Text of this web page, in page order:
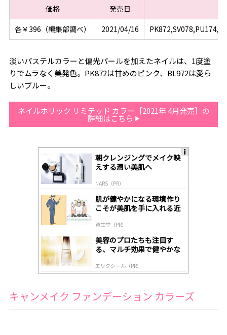
価格
発売日
各￥396（編集部調べ）
2021/04/16
淡いパステルカラーと偏光パールを加えたネイルは、1度塗
りでムラなく美発色。PK872は甘めのピンク、BL972は愛ら
しいブルー。
ネイルホリック リミテッド カラー［2021年 4月発売］の
詳細はこちら
朝クレンジングでメイク映
えする潤い美肌へ
NARS（PR）
肌が健やかになる環境作り
こそが美肌を手に入れる近
資生堂（PR）
美容のプロたちも注目す
る、マルチ効果で健やかな
エリクシール（PR）
キャンメイク ファンデーション カラーズ